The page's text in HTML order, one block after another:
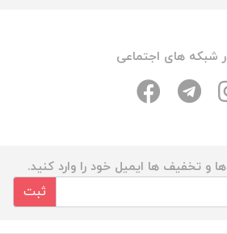
شبکه های اجتماعی
و تخفیف ها ایمیل خود را وارد کنید.
ثبت